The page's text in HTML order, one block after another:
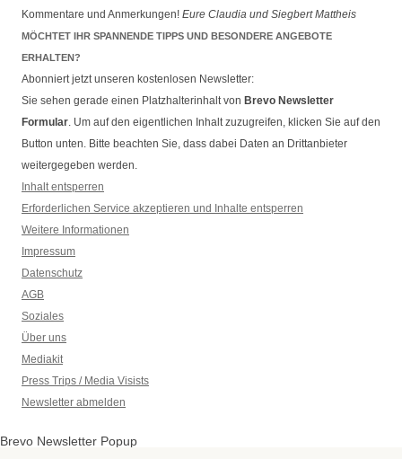
Kommentare und Anmerkungen! Eure Claudia und Siegbert Mattheis
MÖCHTET IHR SPANNENDE TIPPS UND BESONDERE ANGEBOTE
ERHALTEN?
Abonniert jetzt unseren kostenlosen Newsletter:
Sie sehen gerade einen Platzhalterinhalt von Brevo Newsletter
Formular. Um auf den eigentlichen Inhalt zuzugreifen, klicken Sie auf den
Button unten. Bitte beachten Sie, dass dabei Daten an Drittanbieter
weitergegeben werden.
Inhalt entsperren
Erforderlichen Service akzeptieren und Inhalte entsperren
Weitere Informationen
Impressum
Datenschutz
AGB
Soziales
Über uns
Mediakit
Press Trips / Media Visists
Newsletter abmelden
Brevo Newsletter Popup